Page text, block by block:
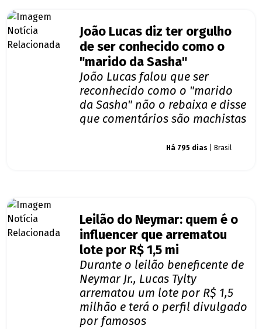
João Lucas diz ter orgulho
de ser conhecido como o
"marido da Sasha"
João Lucas falou que ser
reconhecido como o "marido
da Sasha" não o rebaixa e disse
que comentários são machistas
Há 795 dias | Brasil
Leilão do Neymar: quem é o
influencer que arrematou
lote por R$ 1,5 mi
Durante o leilão beneficente de
Neymar Jr., Lucas Tylty
arrematou um lote por R$ 1,5
milhão e terá o perfil divulgado
por famosos